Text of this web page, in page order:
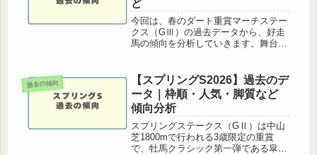
ど
今回は、春のダート重賞マーチステー
クス（GⅢ）の過去データから、好走
馬の傾向を分析していきます。舞台は
い重賞として知られています。実際に
過去には3連単100万円超の高配...
過去の傾向
【スプリングS2026】過去のデ
ータ｜枠順・人気・脚質など
傾向分析
スプリングステークス（GⅡ）は中山
芝1800mで行われる3歳限定の重賞
で、牡馬クラシック第一弾である皐月